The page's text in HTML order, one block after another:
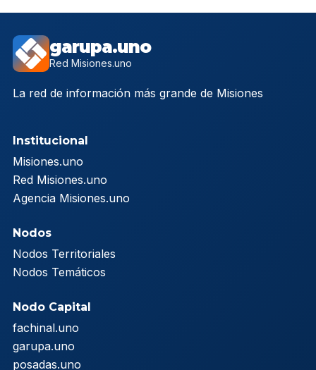
garupa.uno
Red Misiones.uno
La red de información más grande de Misiones
Institucional
Misiones.uno
Red Misiones.uno
Agencia Misiones.uno
Nodos
Nodos Territoriales
Nodos Temáticos
Nodo Capital
fachinal.uno
garupa.uno
posadas.uno